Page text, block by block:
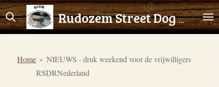
Ga
direct
hoofdinhoud
Rudozem Street Dog Rescue
Home » NIEUWS - druk weekend voor de vrijwilligers
RSDRNederland